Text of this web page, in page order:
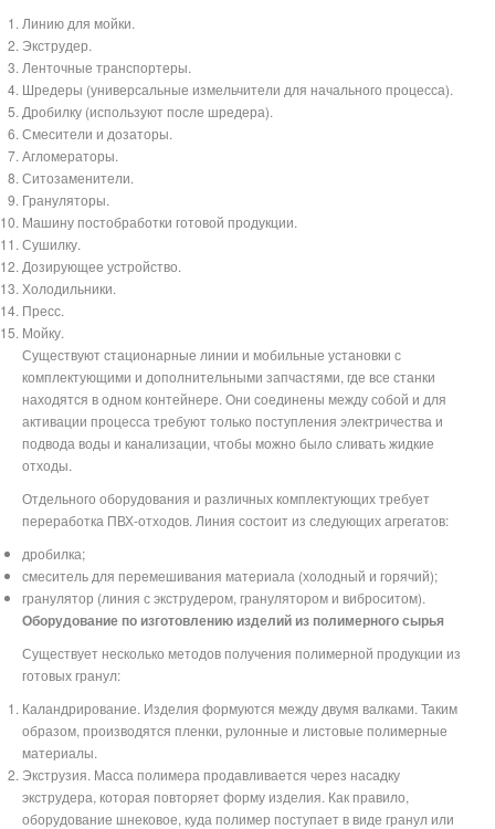
Линию для мойки.
Экструдер.
Ленточные транспортеры.
Шредеры (универсальные измельчители для начального процесса).
Дробилку (используют после шредера).
Смесители и дозаторы.
Агломераторы.
Ситозаменители.
Грануляторы.
Машину постобработки готовой продукции.
Сушилку.
Дозирующее устройство.
Холодильники.
Пресс.
Мойку.
Существуют стационарные линии и мобильные установки с
комплектующими и дополнительными запчастями, где все станки
находятся в одном контейнере. Они соединены между собой и для
активации процесса требуют только поступления электричества и
подвода воды и канализации, чтобы можно было сливать жидкие
отходы.
Отдельного оборудования и различных комплектующих требует
переработка ПВХ-отходов. Линия состоит из следующих агрегатов:
дробилка;
смеситель для перемешивания материала (холодный и горячий);
гранулятор (линия с экструдером, гранулятором и виброситом).
Оборудование по изготовлению изделий из полимерного сырья
Существует несколько методов получения полимерной продукции из
готовых гранул:
Каландрирование. Изделия формуются между двумя валками. Таким
образом, производятся пленки, рулонные и листовые полимерные
материалы.
Экструзия. Масса полимера продавливается через насадку
экструдера, которая повторяет форму изделия. Как правило,
оборудование шнековое, куда полимер поступает в виде гранул или